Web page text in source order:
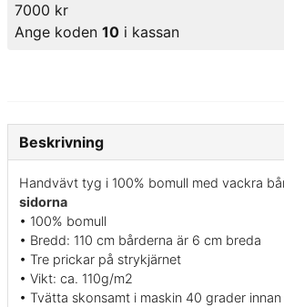
7000 kr
Ange koden 10 i kassan
Beskrivning
Handvävt tyg i 100% bomull med vackra
sidorna
• 100% bomull
• Bredd: 110 cm bårderna är 6 cm breda
• Tre prickar på strykjärnet
• Vikt: ca. 110g/m2
• Tvätta skonsamt i maskin 40 grader